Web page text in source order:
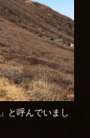
と呼んでいまし